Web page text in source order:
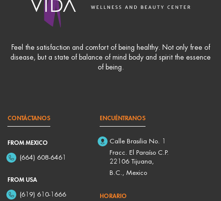
Feel the satisfaction and comfort of being healthy. Not only free of
disease, but a state of balance of mind body and spirit the essence
of being.
CONTÁCTANOS
FROM MEXICO
(664) 608-6461
FROM USA
(619) 610-1666
ENCUÉNTRANOS
Calle Brasilia No. 1
Fracc. El Paraíso C.P.
22106 Tijuana,
B.C., Mexico
HORARIO